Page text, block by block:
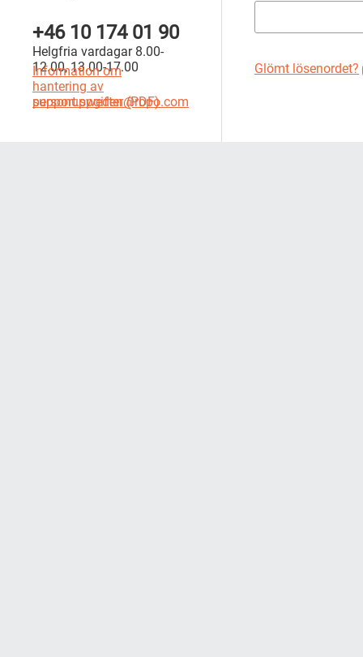
+46 10 174 01 90
Helgfria vardagar 8.00-
12.00, 13.00-17.00
support.sweden@ropo.com
Glömt lösenordet?
Information om
hantering av
personuppgifter (PDF)